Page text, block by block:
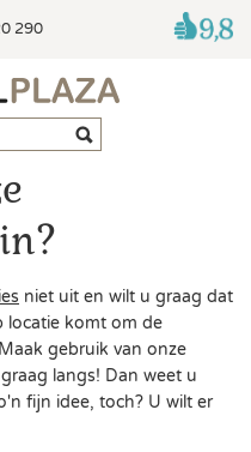
290
niet uit en wilt u graag dat
locatie komt om de
gebruik van onze
langs! Dan weet u
fijn idee, toch? U wilt er